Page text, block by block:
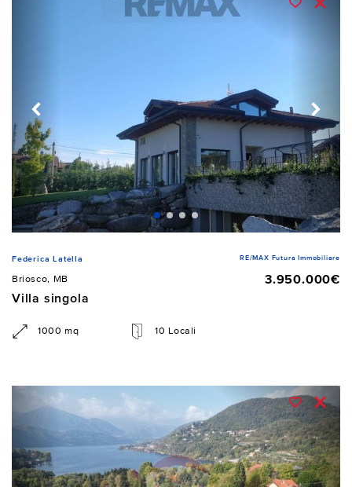
Federica Latella RE/MAX Futura Immobiliare
Briosco, MB
3.950.000€
Villa singola
1000 mq 10 Locali